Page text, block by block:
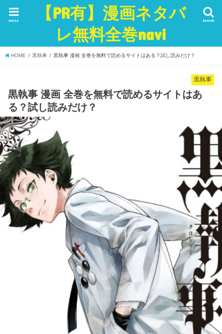
【PR有】漫画ネタバ
レ無料全巻navi
search
menu
HOME 黒執事 黒執事 漫画 全巻を無料で読めるサイトはある？試し読みだけ？
黒執事
黒執事 漫画 全巻を無料で読めるサイトはあ
る？試し読みだけ？